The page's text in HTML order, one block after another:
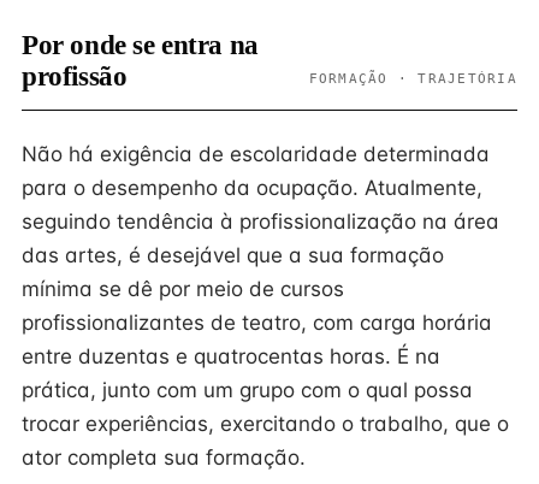
Por onde se entra na
profissão
FORMAÇÃO · TRAJETÓRIA
Não há exigência de escolaridade determinada
para o desempenho da ocupação. Atualmente,
seguindo tendência à profissionalização na área
das artes, é desejável que a sua formação
mínima se dê por meio de cursos
profissionalizantes de teatro, com carga horária
entre duzentas e quatrocentas horas. É na
prática, junto com um grupo com o qual possa
trocar experiências, exercitando o trabalho, que o
ator completa sua formação.